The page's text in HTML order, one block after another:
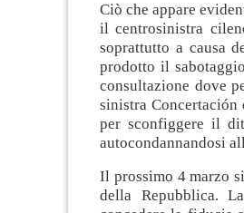
Ciò che appare
il centrosinistra
soprattutto a causa
prodotto il
consultazione dove
sinistra Concertación
per sconfiggere il
autocondannandosi
Il prossimo 4 marzo
della Repubblica.